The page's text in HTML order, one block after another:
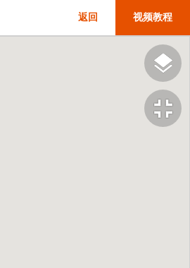
视频教程
返回
fullscreen_exit